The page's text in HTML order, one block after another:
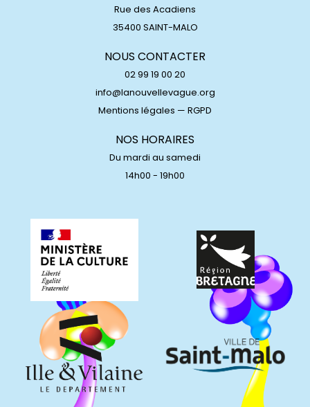
Rue des Acadiens
35400 SAINT-MALO
NOUS CONTACTER
02 99 19 00 20
info@lanouvellevague.org
Mentions légales — RGPD
NOS HORAIRES
Du mardi au samedi
14h00 - 19h00